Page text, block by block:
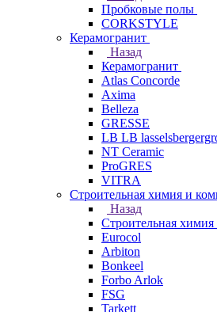
Пробковые полы
CORKSTYLE
Керамогранит
Назад
Керамогранит
Atlas Concorde
Axima
Belleza
GRESSE
LB LB
NT Ceramic
ProGRES
VITRA
Строительная химия и
Назад
Строительная
Eurocol
Arbiton
Bonkeel
Forbo Arlok
FSG
Tarkett